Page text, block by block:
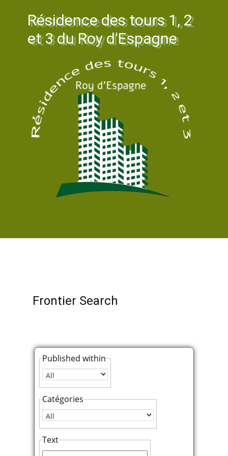
Résidence des tours 1, 2
et 3 du Roy d'Espagne
Frontier Search
Published within
Catégories
Text